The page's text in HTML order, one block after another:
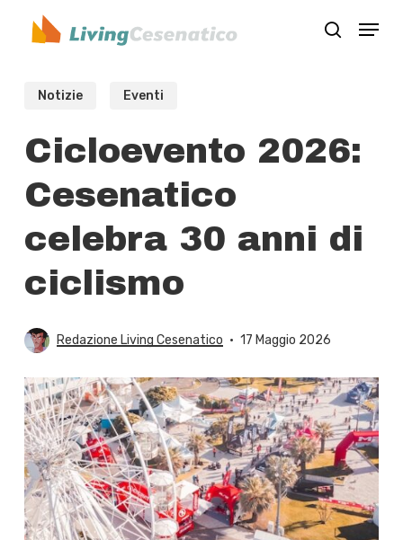
search
Menu
Notizie Eventi
Cicloevento 2026:
Cesenatico
celebra 30 anni di
ciclismo
Redazione Living Cesenatico 17 Maggio 2026